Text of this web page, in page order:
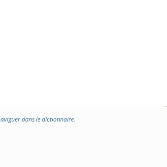
dans le dictionnaire.